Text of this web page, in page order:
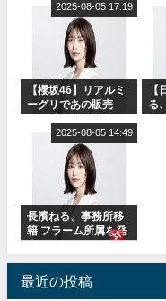
ャルグッズ絶賛販売
り
【櫻坂46】リアルミ
ーグリであの販売
Break』オフィシャ
ルグッズ解禁
2025-08-05 17:19
【
る
長濱ねる、事務所移
籍 フラーム所属を発
2025-08-05 14:49
最近の投稿